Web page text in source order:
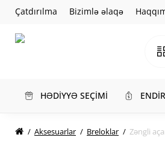
Çatdırılma Bizimlə əlaqə
HƏDİYYƏ SEÇİMİ
Aksesuarlar Breloklar Zəngli